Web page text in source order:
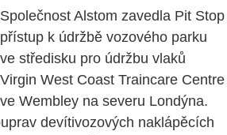
Společnost Alstom zavedla Pit Stop
přístup k údržbě vozového parku
ve středisku pro údržbu vlaků
Virgin West Coast Traincare Centre
ve Wembley na severu Londýna.
devítivozových naklápěcích